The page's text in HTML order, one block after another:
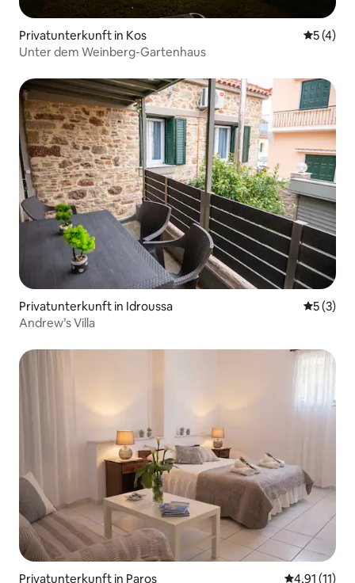
Privatunterkunft in Kos
5 (4)
Unter dem Weinberg-Gartenhaus
Privatunterkunft in Idroussa
5 (3)
Andrew’s Villa
Privatunterkunft in Paros
4,91 (11)